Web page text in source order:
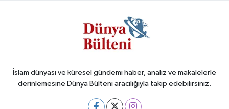
İslam dünyası ve küresel gündemi haber, analiz ve makalelerle
derinlemesine Dünya Bülteni aracılığıyla takip edebilirsiniz.